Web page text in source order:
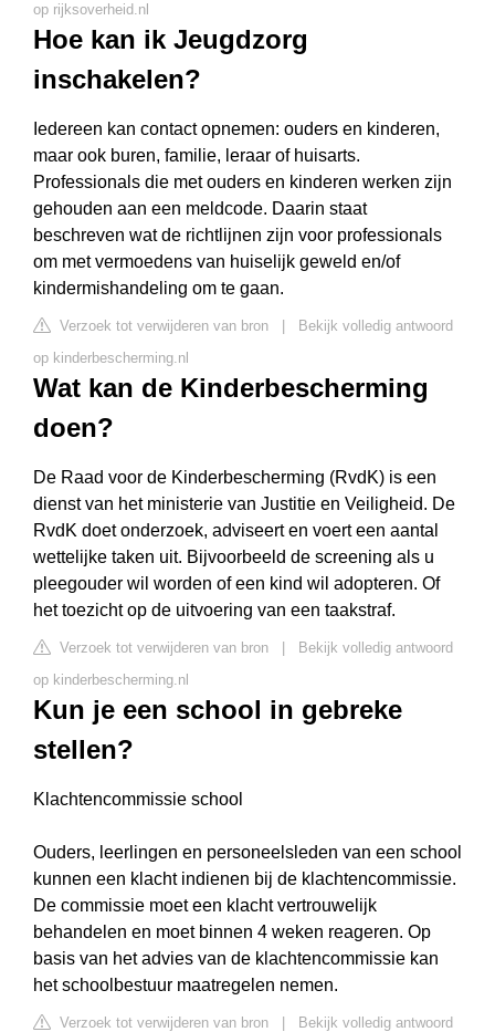
op rijksoverheid.nl
Hoe kan ik Jeugdzorg
inschakelen?
Iedereen kan contact opnemen: ouders en kinderen,
maar ook buren, familie, leraar of huisarts.
Professionals die met ouders en kinderen werken zijn
gehouden aan een meldcode. Daarin staat
beschreven wat de richtlijnen zijn voor professionals
om met vermoedens van huiselijk geweld en/of
kindermishandeling om te gaan.
Verzoek tot verwijderen van bron
Bekijk volledig antwoord
op kinderbescherming.nl
Wat kan de Kinderbescherming
doen?
De Raad voor de Kinderbescherming (RvdK) is een
dienst van het ministerie van Justitie en Veiligheid. De
RvdK doet onderzoek, adviseert en voert een aantal
wettelijke taken uit. Bijvoorbeeld de screening als u
pleegouder wil worden of een kind wil adopteren. Of
het toezicht op de uitvoering van een taakstraf.
Verzoek tot verwijderen van bron
Bekijk volledig antwoord
op kinderbescherming.nl
Kun je een school in gebreke
stellen?
Klachtencommissie school
Ouders, leerlingen en personeelsleden van een school
kunnen een klacht indienen bij de klachtencommissie.
De commissie moet een klacht vertrouwelijk
behandelen en moet binnen 4 weken reageren. Op
basis van het advies van de klachtencommissie kan
het schoolbestuur maatregelen nemen.
Verzoek tot verwijderen van bron
Bekijk volledig antwoord